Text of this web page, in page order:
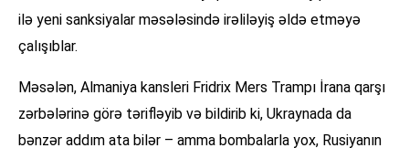
ilə yeni sanksiyalar məsələsində irəliləyiş əldə etməyə
çalışıblar.
Məsələn, Almaniya kansleri Fridrix Mers Trampı İrana qarşı
zərbələrinə görə tərifləyib və bildirib ki, Ukraynada da
bənzər addım ata bilər – amma bombalarla yox, Rusiyanın